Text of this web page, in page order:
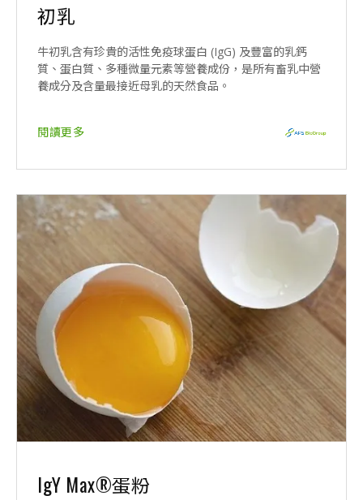
初乳
牛初乳含有珍貴的活性免疫球蛋白 (IgG) 及豐富的乳鈣
質、蛋白質、多種微量元素等營養成份，是所有畜乳中營
養成分及含量最接近母乳的天然食品。
閱讀更多
IgY Max®蛋粉